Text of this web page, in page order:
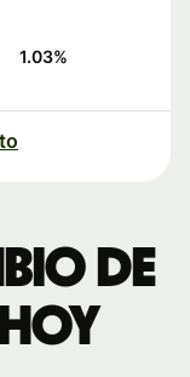
1.03%
de
hoy